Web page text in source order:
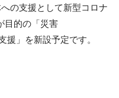
の支援として新型コロナ
目的の「災害
」を新設予定です。